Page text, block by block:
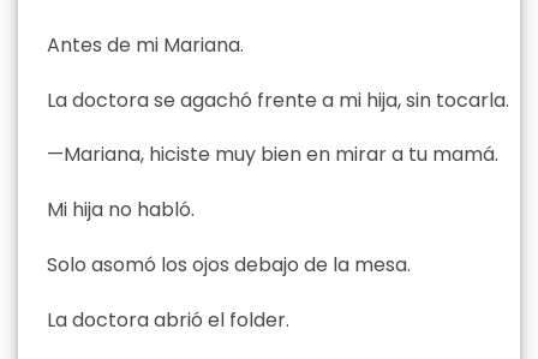
Antes de mi Mariana.
La doctora se agachó frente a mi hija, sin tocarla.
—Mariana, hiciste muy bien en mirar a tu mamá.
Mi hija no habló.
Solo asomó los ojos debajo de la mesa.
La doctora abrió el folder.